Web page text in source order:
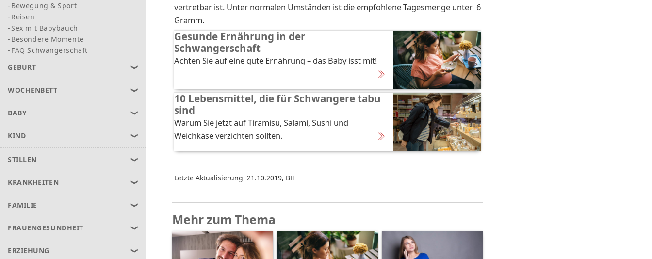
Bewegung & Sport
Reisen
Sex mit Babybauch
Besondere Momente
FAQ Schwangerschaft
GEBURT
WOCHENBETT
BABY
KIND
STILLEN
KRANKHEITEN
FAMILIE
FRAUENGESUNDHEIT
ERZIEHUNG
vertretbar ist. Unter normalen Umständen ist die empfohlene Tagesmenge unter 6
Gramm.
Gesunde Ernährung in der
Schwangerschaft
Achten Sie auf eine gute Ernährung – das Baby isst mit!
10 Lebensmittel, die für Schwangere tabu
sind
Warum Sie jetzt auf Tiramisu, Salami, Sushi und
Weichkäse verzichten sollten.
Letzte Aktualisierung: 21.10.2019, BH
Mehr zum Thema